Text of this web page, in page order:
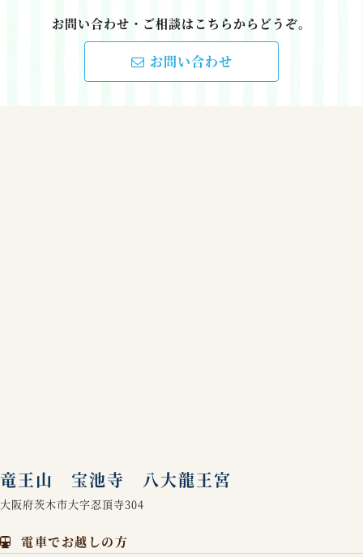
お問い合わせ・ご相談はこちらからどうぞ。
お問い合わせ
竜王山 宝池寺 八大龍王宮
大阪府茨木市大字忍頂寺304
電車でお越しの方